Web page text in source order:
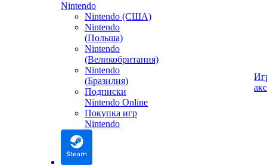
Nintendo
Nintendo (США)
Nintendo
(Польша)
Nintendo
(Великобритания)
Nintendo
(Бразилия)
Подписки
Nintendo Online
Покупка игр
Nintendo